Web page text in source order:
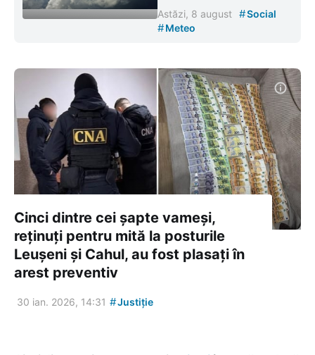
Astăzi, 8 august #Social
#Meteo
Cinci dintre cei șapte vameși,
reținuți pentru mită la posturile
Leușeni și Cahul, au fost plasați în
arest preventiv
30 ian. 2026, 14:31 #Justiție